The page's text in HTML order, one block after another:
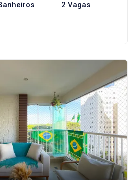
2 Vagas